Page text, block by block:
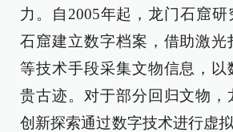
力。自2005年起，龙门石窟研
石窟建立数字档案，借助激光
等技术手段采集文物信息，以
贵古迹。对于部分回归文物，
创新探索通过数字技术进行虚